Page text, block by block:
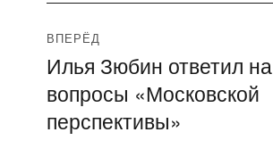
ВПЕРЁД
Следующая
запись:
Илья Зюбин ответил на
вопросы «Московской
перспективы»